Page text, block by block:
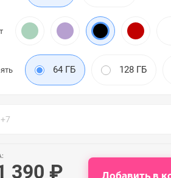
64 ГБ 128 ГБ
390 ₽ Добавить в